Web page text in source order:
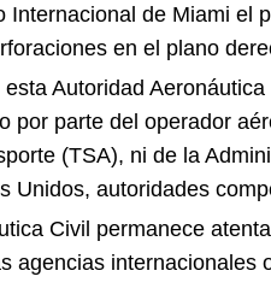
Internacional de Miami el
en el plano
esta Autoridad
por parte del operador
(TSA), ni de la
Unidos, autoridades
Civil permanece
agencias internacionales